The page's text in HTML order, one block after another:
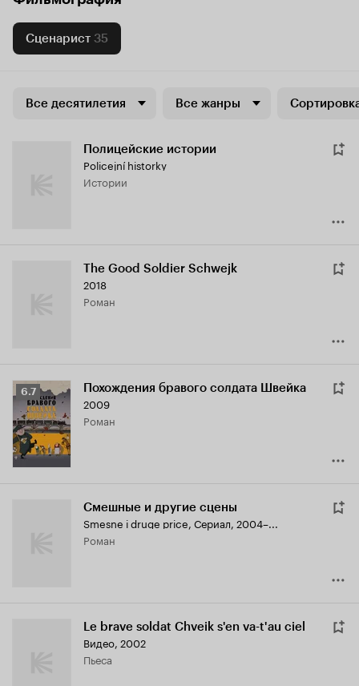
Сценарист 35
Все десятилетия Все жанры
Полицейские истории
Policejní historky
истории
The Good Soldier Schwejk
2018
роман
Рейтинг
Кинопоиска
6.7
6.7 Похождения бравого солдата Швейка
2009
роман
Смешные и другие сцены
Smesne i druge price, Сериал, 2004–...
роман
Le brave soldat Chveik s'en va-t'au ciel
Видео, 2002
пьеса